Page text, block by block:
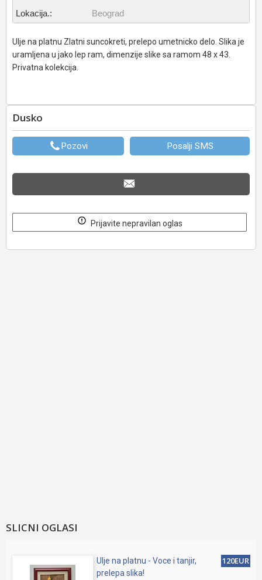
Lokacija.: Beograd
Ulje na platnu Zlatni suncokreti, prelepo umetnicko delo. Slika je
uramljena u jako lep ram, dimenzije slike sa ramom 48 x 43.
Privatna kolekcija.
Dusko
Pozovi Posalji SMS
Prijavite nepravilan oglas
SLICNI OGLASI
Ulje na platnu - Voce i tanjir,
prelepa slika!
120EUR